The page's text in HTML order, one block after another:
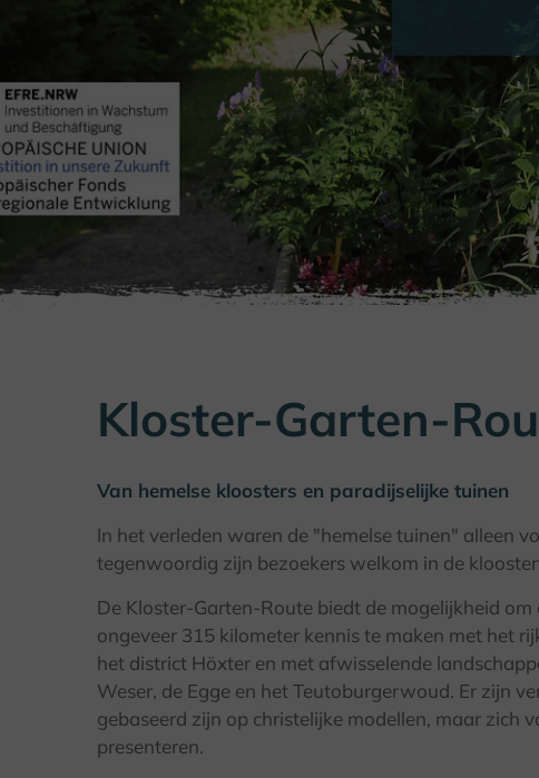
Kloster-Garten-
Van hemelse kloosters en paradijselijke tuinen
In het verleden waren de "hemelse tuinen" alleen
tegenwoordig zijn bezoekers welkom in de
De Kloster-Garten-Route biedt de mogelijkheid
ongeveer 315 kilometer kennis te maken met het
het district Höxter en met afwisselende
Weser, de Egge en het Teutoburgerwoud. Er zijn
gebaseerd zijn op christelijke modellen, maar zich
presenteren.